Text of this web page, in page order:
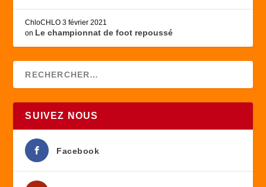
ChloCHLO 3 février 2021
on Le championnat de foot repoussé
SUIVEZ NOUS
Facebook